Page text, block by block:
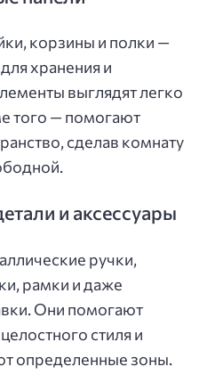
корзины и полки —
хранения и
выглядят легко
того — помогают
сделав комнату
и аксессуары
ручки,
рамки и даже
Они помогают
стиля и
определенные зоны.